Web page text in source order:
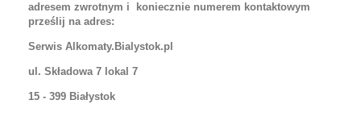
adresem zwrotnym i koniecznie numerem kontaktowym
prześlij na adres:
Serwis Alkomaty.Bialystok.pl
ul. Składowa 7 lokal 7
15 - 399 Białystok